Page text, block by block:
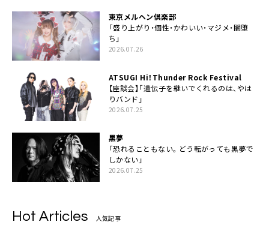
東京メルヘン倶楽部
「盛り上がり・個性・かわいい・マジメ・闇堕
ち」
2026.07.26
ATSUGI Hi！Thunder Rock Festival
【座談会】「遺伝子を継いでくれるのは、やは
りバンド」
2026.07.25
黒夢
「恐れることもない。どう転がっても黒夢で
しかない」
2026.07.25
Hot Articles 人気記事